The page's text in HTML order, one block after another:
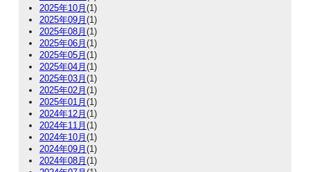
2025年10月 (1)
2025年09月 (1)
2025年08月 (1)
2025年06月 (1)
2025年05月 (1)
2025年04月 (1)
2025年03月 (1)
2025年02月 (1)
2025年01月 (1)
2024年12月 (1)
2024年11月 (1)
2024年10月 (1)
2024年09月 (1)
2024年08月 (1)